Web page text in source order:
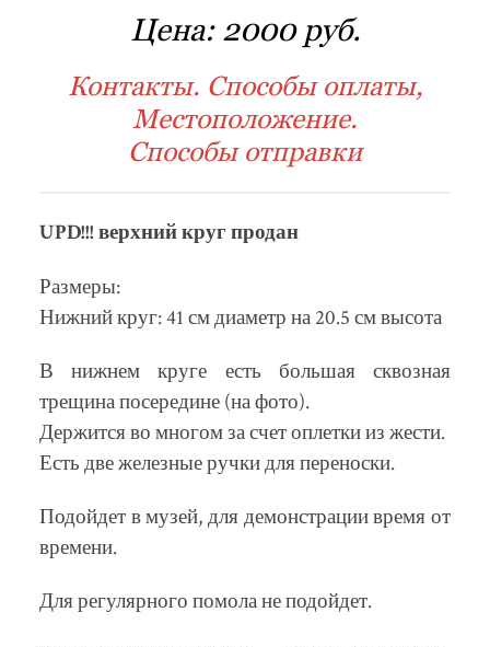
Цена: 2000 руб.
Контакты. Способы оплаты,
Местоположение.
Способы отправки
UPD!!! верхний круг продан
Размеры:
Нижний круг: 41 см диаметр на 20.5 см высота
В нижнем круге есть большая сквозная
трещина посередине (на фото).
Держится во многом за счет оплетки из жести.
Есть две железные ручки для переноски.
Подойдет в музей, для демонстрации время от
времени.
Для регулярного помола не подойдет.